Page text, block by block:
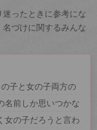
ったときに参考にな
づけに関するみんな
子と女の子両方の
名前しか思いつかな
女の子だろうと言わ